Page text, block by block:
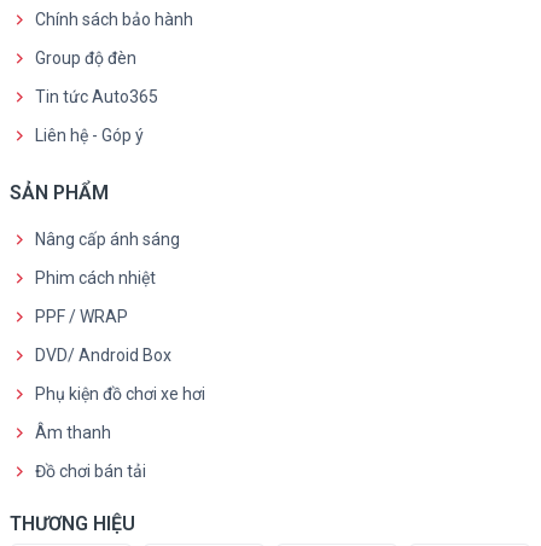
Chính sách bảo hành
Group độ đèn
Tin tức Auto365
Liên hệ - Góp ý
SẢN PHẨM
Nâng cấp ánh sáng
Phim cách nhiệt
PPF / WRAP
DVD/ Android Box
Phụ kiện đồ chơi xe hơi
Âm thanh
Đồ chơi bán tải
THƯƠNG HIỆU